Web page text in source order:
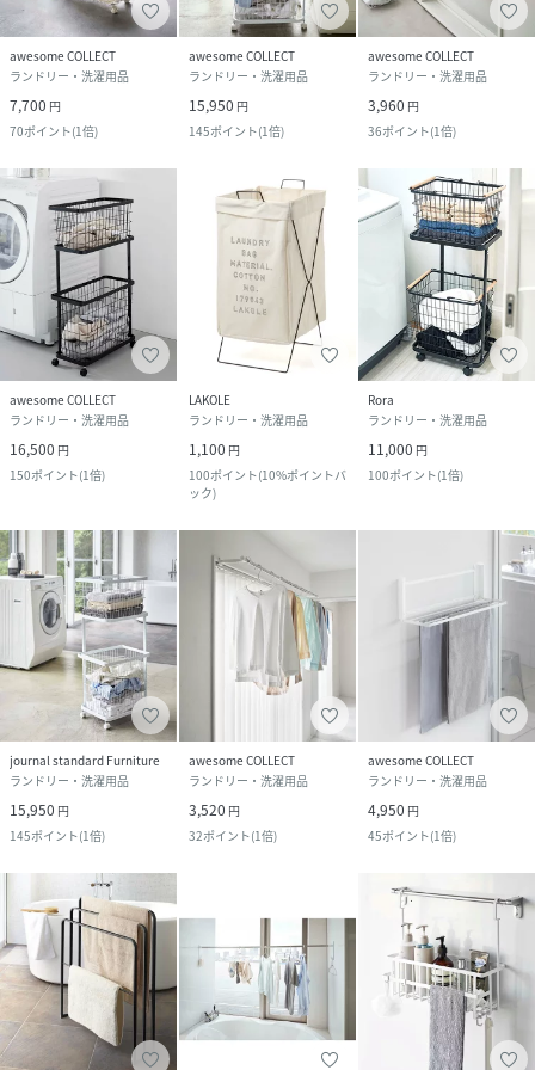
awesome COLLECT
ランドリー・洗濯用品
7,700 円
70ポイント(1倍)
awesome COLLECT
ランドリー・洗濯用品
15,950 円
145ポイント(1倍)
awesome COLLECT
ランドリー・洗濯用品
3,960 円
36ポイント(1倍)
awesome COLLECT
ランドリー・洗濯用品
16,500 円
150ポイント(1倍)
LAKOLE
ランドリー・洗濯用品
1,100 円
100ポイント(10%ポイントバ
ック)
Rora
ランドリー・洗濯用品
11,000 円
100ポイント(1倍)
journal standard Furniture
ランドリー・洗濯用品
15,950 円
145ポイント(1倍)
awesome COLLECT
ランドリー・洗濯用品
3,520 円
32ポイント(1倍)
awesome COLLECT
ランドリー・洗濯用品
4,950 円
45ポイント(1倍)